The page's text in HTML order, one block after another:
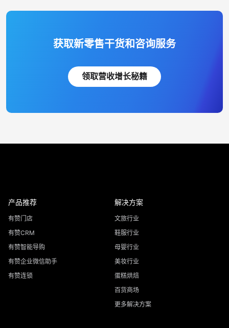
获取新零售干货和咨询服务
领取营收增长秘籍
产品推荐
有赞门店
有赞CRM
有赞智能导购
有赞企业微信助手
有赞连锁
解决方案
文旅行业
鞋服行业
母婴行业
美妆行业
蛋糕烘焙
百货商场
更多解决方案